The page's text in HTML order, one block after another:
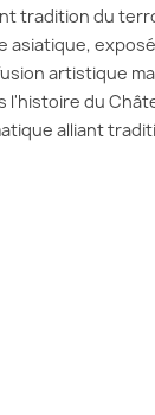
tradition du
asiatique,
artistique
l'histoire du
alliant